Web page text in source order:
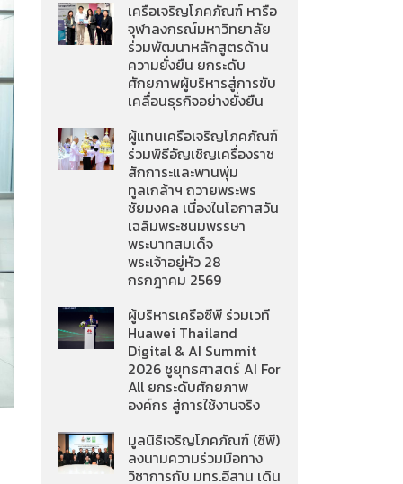
เครือเจริญโภคภัณฑ์ หารือ
จุฬาลงกรณ์มหาวิทยาลัย
ร่วมพัฒนาหลักสูตรด้าน
ความยั่งยืน ยกระดับ
ศักยภาพผู้บริหารสู่การขับ
เคลื่อนธุรกิจอย่างยั่งยืน
ผู้แทนเครือเจริญโภคภัณฑ์
ร่วมพิธีอัญเชิญเครื่องราช
สักการะและพานพุ่ม
ทูลเกล้าฯ ถวายพระพร
ชัยมงคล เนื่องในโอกาสวัน
เฉลิมพระชนมพรรษา
พระบาทสมเด็จ
พระเจ้าอยู่หัว 28
กรกฎาคม 2569
ผู้บริหารเครือซีพี ร่วมเวที
Huawei Thailand
Digital & AI Summit
2026 ชูยุทธศาสตร์ AI For
All ยกระดับศักยภาพ
องค์กร สู่การใช้งานจริง
มูลนิธิเจริญโภคภัณฑ์ (ซีพี)
ลงนามความร่วมมือทาง
วิชาการกับ มทร.อีสาน เดิน